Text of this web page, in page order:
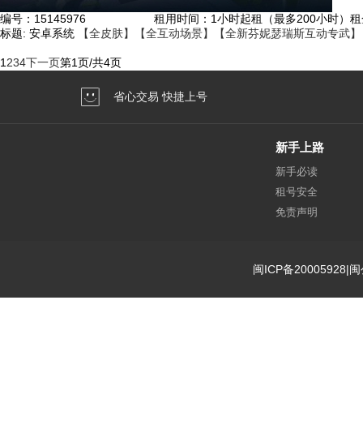
编号： 15145976 租用时间 ：1小时起租（最多200小时）
标题: 安卓系统 【全皮肤】【全互动场景】【全新芬妮瑟瑞斯互动专武
1 234下一页第1页/共4页
省心交易 快捷上号
新手上路
新手必读
租号安全
免责声明
闽ICP备20005928|